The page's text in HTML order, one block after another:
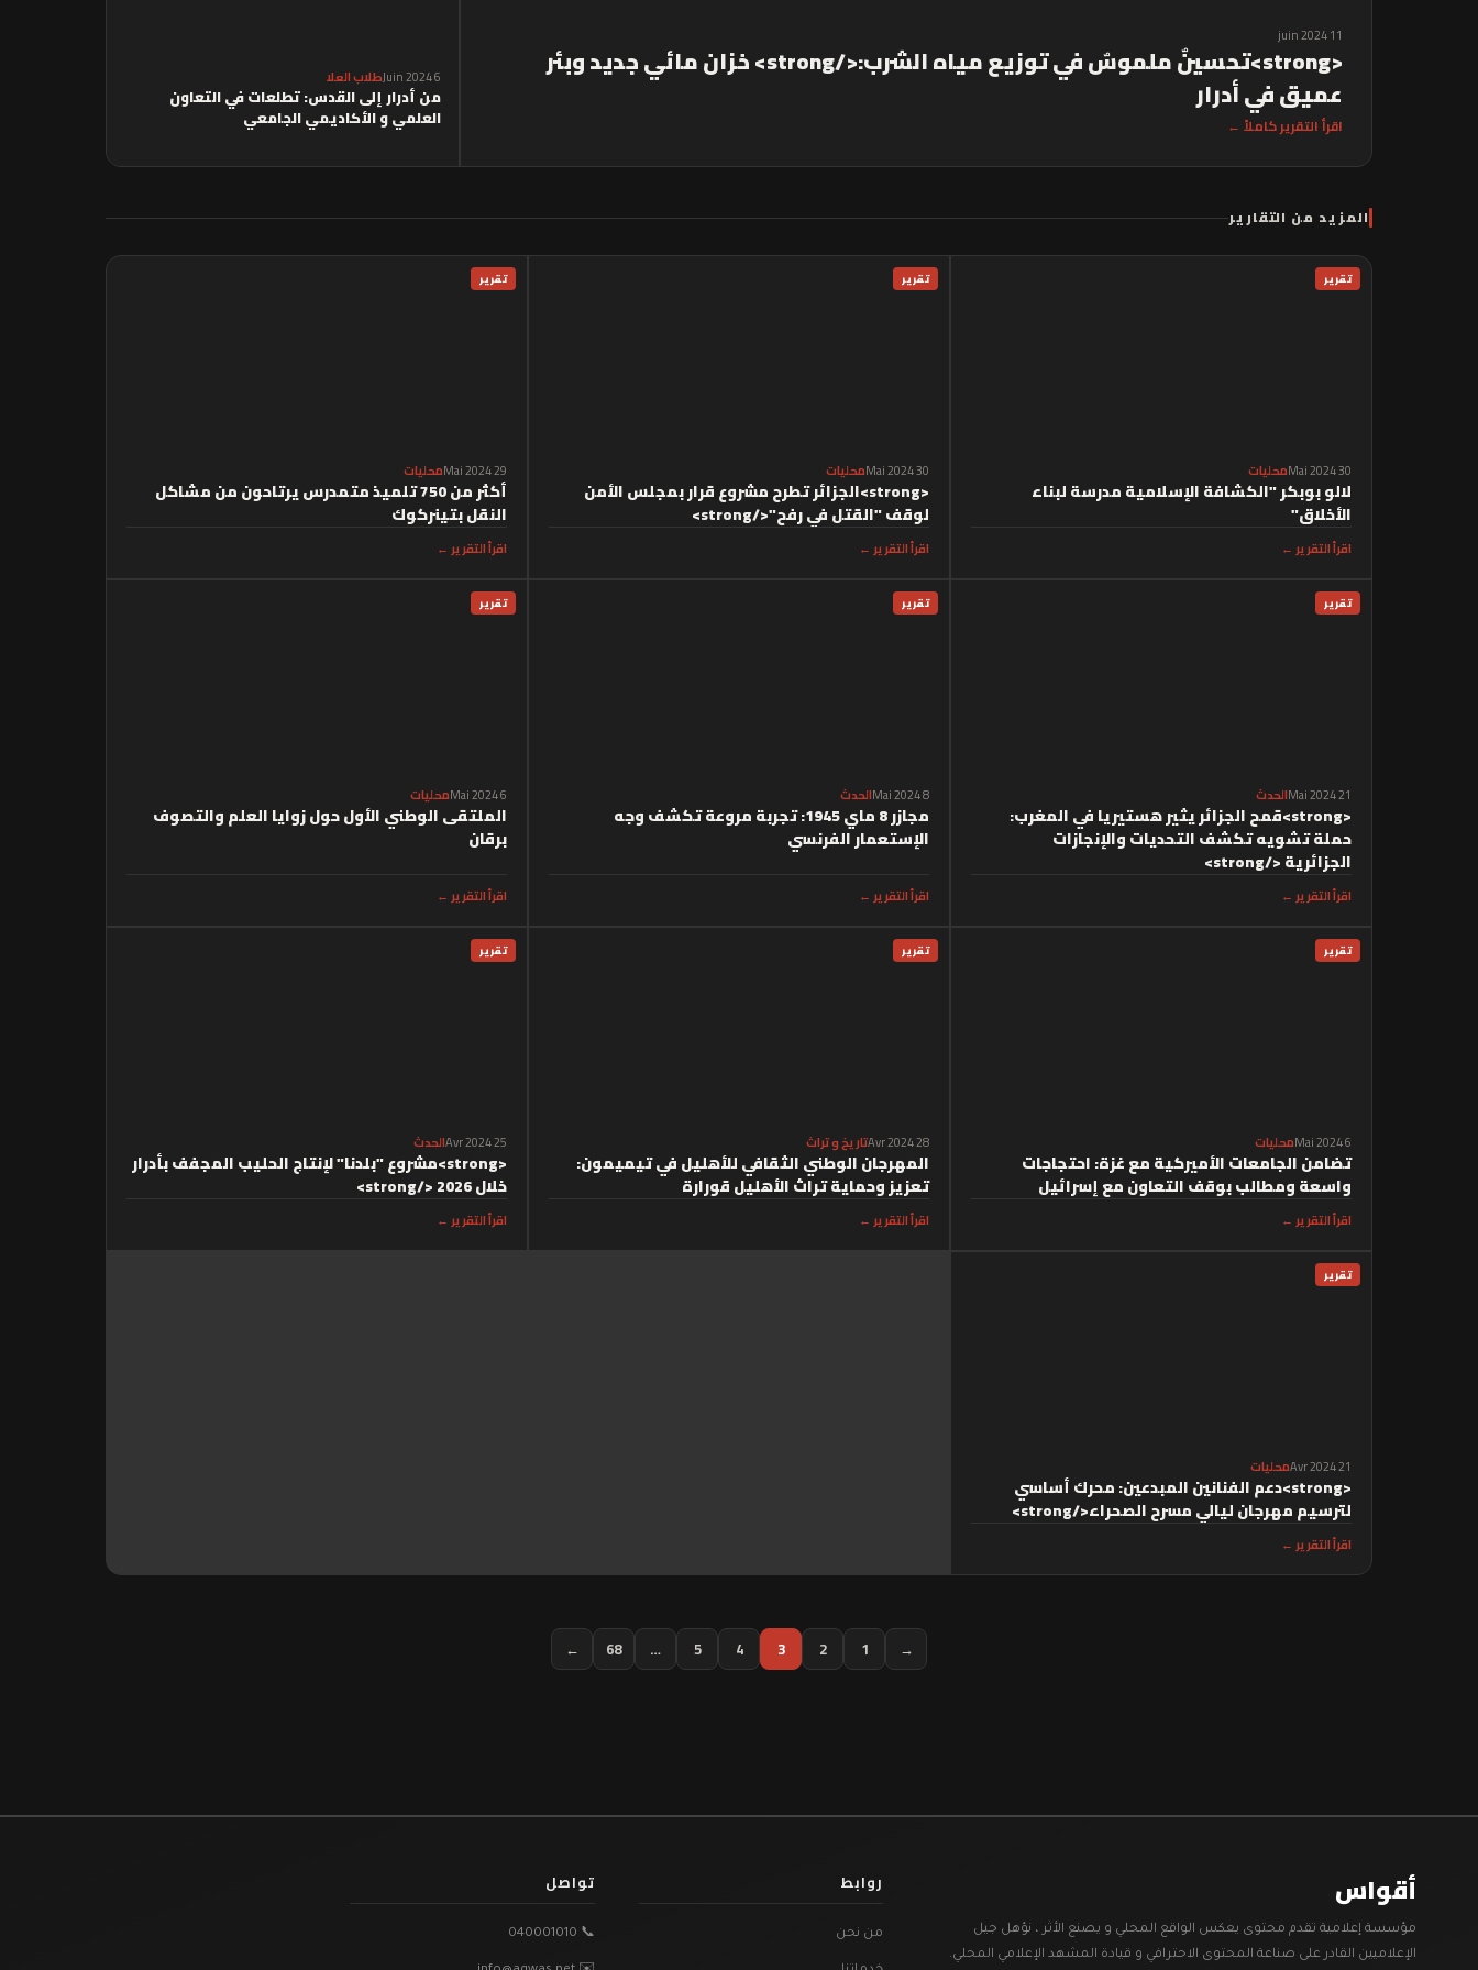
11 juin 2024
<strong>تحسينٌ ملموسٌ في توزيع مياه الشرب:</strong> خزان مائي جديد وبئر
عميق في أدرار
اقرأ التقرير كاملاً ←
6 Juin 2024 طلاب العلا
من أدرار إلى القدس: تطلعات في التعاون
العلمي و الأكاديمي الجامعي
المزيد من التقارير
تقرير
30 Mai 2024 محليات
لالو بوبكر "الكشافة الإسلامية مدرسة لبناء
الأخلاق"
اقرأ التقرير ←
تقرير
30 Mai 2024 محليات
<strong>الجزائر تطرح مشروع قرار بمجلس الأمن
لوقف "القتل في رفح"</strong>
اقرأ التقرير ←
تقرير
29 Mai 2024 محليات
أكثر من 750 تلميذ متمدرس يرتاحون من مشاكل
النقل بتينركوك
اقرأ التقرير ←
تقرير
21 Mai 2024 الحدث
<strong>قمح الجزائر يثير هستيريا في المغرب:
حملة تشويه تكشف التحديات والإنجازات
الجزائرية </strong>
اقرأ التقرير ←
تقرير
8 Mai 2024 الحدث
مجازر 8 ماي 1945: تجربة مروعة تكشف وجه
الإستعمار الفرنسي
اقرأ التقرير ←
تقرير
6 Mai 2024 محليات
الملتقى الوطني الأول حول زوايا العلم والتصوف
برقان
اقرأ التقرير ←
تقرير
6 Mai 2024 محليات
تضامن الجامعات الأميركية مع غزة: احتجاجات
واسعة ومطالب بوقف التعاون مع إسرائيل
اقرأ التقرير ←
تقرير
28 Avr 2024 تاريخ و تراث
المهرجان الوطني الثقافي للأهليل في تيميمون:
تعزيز وحماية تراث الأهليل قورارة
اقرأ التقرير ←
تقرير
25 Avr 2024 الحدث
<strong>مشروع "بلدنا" لإنتاج الحليب المجفف بأدرار
خلال 2026 </strong>
اقرأ التقرير ←
تقرير
21 Avr 2024 محليات
<strong>دعم الفنانين المبدعين: محرك أساسي
لترسيم مهرجان ليالي مسرح الصحراء</strong>
اقرأ التقرير ←
→
1
2
3
4
5
…
68
←
أقواس
مؤسسة إعلامية تقدم محتوى يعكس الواقع المحلي و يصنع الأثر ، نؤهل جيل
الإعلاميين القادر على صناعة المحتوى الاحترافي و قيادة المشهد الإعلامي المحلي.
روابط
من نحن
تواصل
📞 040001010